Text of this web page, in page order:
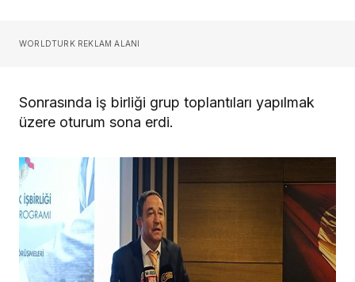
WORLDTURK REKLAM ALANI
Sonrasında iş birliği grup toplantıları yapılmak
üzere oturum sona erdi.